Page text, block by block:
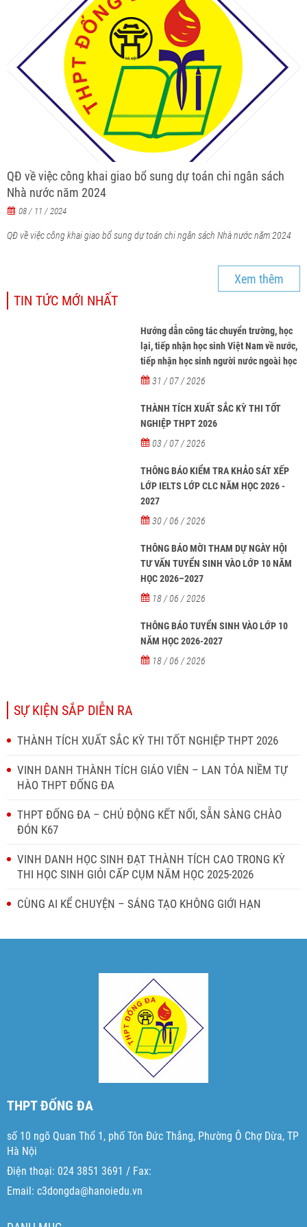
QĐ về việc công khai giao bổ sung dự toán chi ngân sách
Nhà nước năm 2024
08 / 11 / 2024
QĐ về việc công khai giao bổ sung dự toán chi ngân sách Nhà nước năm 2024
Xem thêm
TIN TỨC MỚI NHẤT
Hướng dẫn công tác chuyển trường, học
lại, tiếp nhận học sinh Việt Nam về nước,
tiếp nhận học sinh người nước ngoài học
tại các trường từ năm học 2026-2027
31 / 07 / 2026
THÀNH TÍCH XUẤT SẮC KỲ THI TỐT
NGHIỆP THPT 2026
03 / 07 / 2026
THÔNG BÁO KIỂM TRA KHẢO SÁT XẾP
LỚP IELTS LỚP CLC NĂM HỌC 2026 -
2027
30 / 06 / 2026
THÔNG BÁO MỜI THAM DỰ NGÀY HỘI
TƯ VẤN TUYỂN SINH VÀO LỚP 10 NĂM
HỌC 2026–2027
18 / 06 / 2026
THÔNG BÁO TUYỂN SINH VÀO LỚP 10
NĂM HỌC 2026-2027
18 / 06 / 2026
SỰ KIỆN SẮP DIỄN RA
THÀNH TÍCH XUẤT SẮC KỲ THI TỐT NGHIỆP THPT 2026
VINH DANH THÀNH TÍCH GIÁO VIÊN – LAN TỎA NIỀM TỰ
HÀO THPT ĐỐNG ĐA
THPT ĐỐNG ĐA – CHỦ ĐỘNG KẾT NỐI, SẴN SÀNG CHÀO
ĐÓN K67
VINH DANH HỌC SINH ĐẠT THÀNH TÍCH CAO TRONG KỲ
THI HỌC SINH GIỎI CẤP CỤM NĂM HỌC 2025-2026
CÙNG AI KỂ CHUYỆN – SÁNG TẠO KHÔNG GIỚI HẠN
THPT ĐỐNG ĐA
số 10 ngõ Quan Thổ 1, phố Tôn Đức Thắng, Phường Ô Chợ Dừa, TP
Hà Nội
Điện thoại: 024 3851 3691 / Fax:
Email: c3dongda@hanoiedu.vn